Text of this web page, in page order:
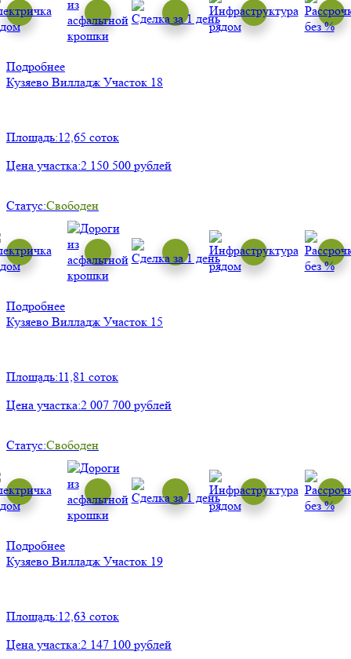
Подробнее
Кузяево Вилладж Участок 18
Площадь:12,65 соток
Цена участка:2 150 500 рублей
Статус:Свободен
Подробнее
Кузяево Вилладж Участок 15
Площадь:11,81 соток
Цена участка:2 007 700 рублей
Статус:Свободен
Подробнее
Кузяево Вилладж Участок 19
Площадь:12,63 соток
Цена участка:2 147 100 рублей